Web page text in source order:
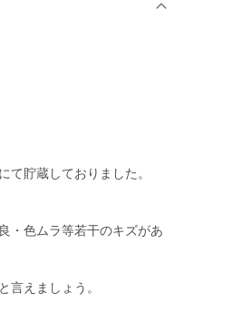
て貯蔵しておりました。
・色ムラ等若干のキズがあ
言えましょう。